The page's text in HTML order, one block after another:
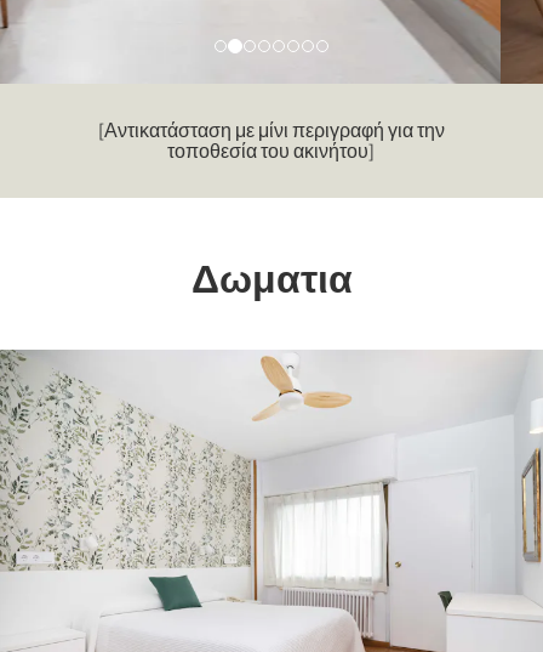
[Αντικατάσταση με μίνι περιγραφή για την
τοποθεσία του ακινήτου]
Δωματια
Previous